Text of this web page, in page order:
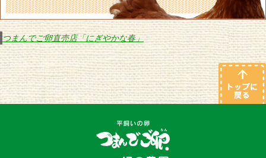
つまんでご卵直売店「にぎやかな春」